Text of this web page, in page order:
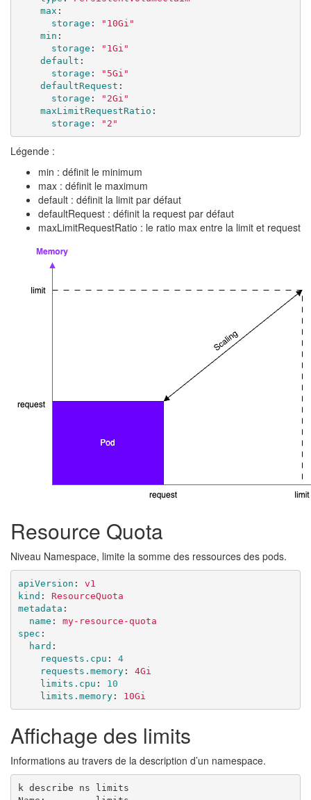
max :
storage : " 10Gi"
min :
storage : " 1Gi"
default :
storage : " 5Gi"
defaultRequest :
storage : " 2Gi"
maxLimitRequestRatio :
storage : " 2"
Légende :
min : définit le minimum
max : définit le maximum
default : définit la limit par défaut
defaultRequest : définit la request par défaut
maxLimitRequestRatio : le ratio max entre la limit et request
Resource Quota
Niveau Namespace, limite la somme des ressources des pods.
apiVersion :
v1
kind :
ResourceQuota
metadata :
name :
my-resource-quota
spec :
hard :
requests.cpu :
4
requests.memory:
4Gi
limits.cpu :
10
limits.memory: 10Gi
Affichage des limits
Informations au travers de la description d’un namespace.
k describe ns limits